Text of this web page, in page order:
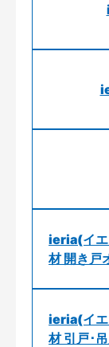
ieria(イエ
材 開き戸
ieria(イエ
材 引戸･